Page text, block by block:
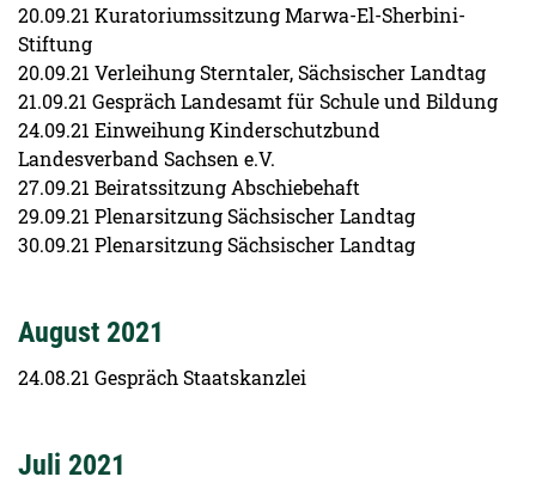
20.09.21 Kuratoriumssitzung Marwa-El-Sherbini-
Stiftung
20.09.21 Verleihung Sterntaler, Sächsischer Landtag
21.09.21 Gespräch Landesamt für Schule und Bildung
24.09.21 Einweihung Kinderschutzbund
Landesverband Sachsen e.V.
27.09.21 Beiratssitzung Abschiebehaft
29.09.21 Plenarsitzung Sächsischer Landtag
30.09.21 Plenarsitzung Sächsischer Landtag
August 2021
24.08.21 Gespräch Staatskanzlei
Juli 2021